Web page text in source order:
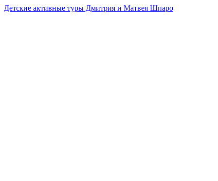
Детские активные туры Дмитрия и Матвея Шпаро